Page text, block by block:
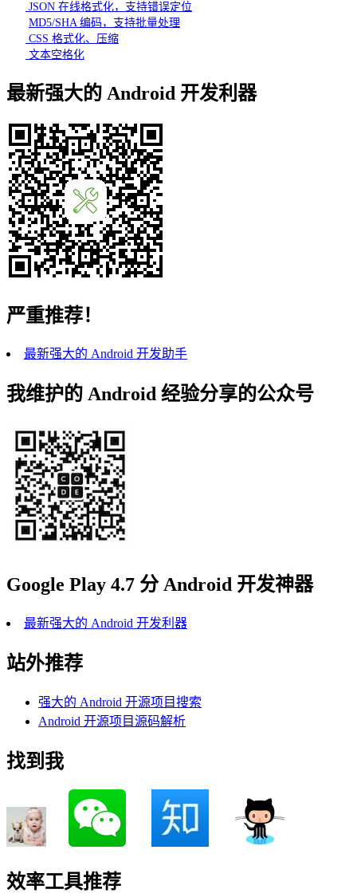
JSON 在线格式化，支持错误定位
MD5/SHA 编码，支持批量处理
CSS 格式化、压缩
文本空格化
最新强大的 Android 开发利器
严重推荐！
最新强大的 Android 开发助手
我维护的 Android 经验分享的公众号
Google Play 4.7 分 Android 开发神器
最新强大的 Android 开发利器
站外推荐
强大的 Android 开源项目搜索
Android 开源项目源码解析
找到我
效率工具推荐